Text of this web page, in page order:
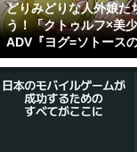
どりみどりな人外娘た
う！「クトゥルフ×美
ADV『ヨグ=ソトース